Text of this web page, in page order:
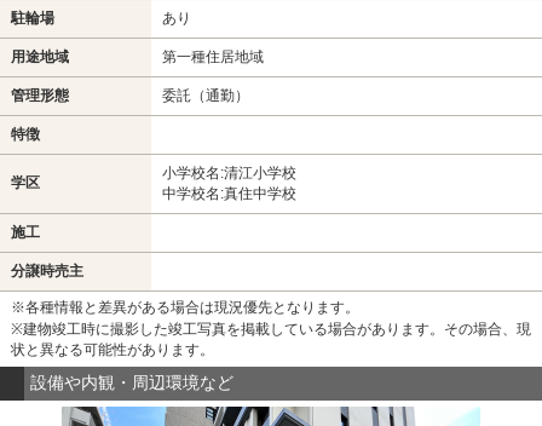
駐輪場 あり
用途地域 第一種住居地域
管理形態 委託（通勤）
特徴
学区
小学校名:清江小学校
中学校名:真住中学校
施工
分譲時売主
※各種情報と差異がある場合は現況優先となります。
※建物竣工時に撮影した竣工写真を掲載している場合があります。その場合、現
状と異なる可能性があります。
設備や内観・周辺環境など